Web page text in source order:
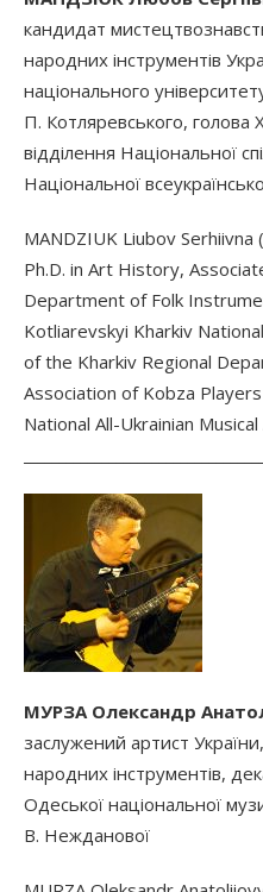
кандидат
народних інструментів
національного
П. Котляревського, голова
відділення Національної
Національної
MANDZIUK Liubov Serhiivna
Ph.D. in Art History,
Department of Folk
Kotliarevskyi Kharkiv
of the Kharkiv Regional
Association of Kobza
National All-Ukrainian
МУРЗА Олександр
заслужений артист
народних інструментів,
Одеської національної
В. Нежданової